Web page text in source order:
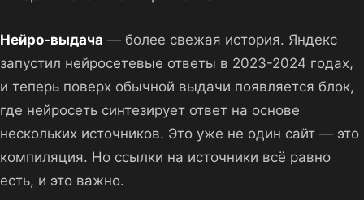
Нейро-выдача — более свежая история. Яндекс
запустил нейросетевые ответы в 2023-2024 годах,
и теперь поверх обычной выдачи появляется блок,
где нейросеть синтезирует ответ на основе
нескольких источников. Это уже не один сайт — это
компиляция. Но ссылки на источники всё равно
есть, и это важно.